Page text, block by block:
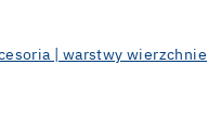
| warstwy wierzchnie